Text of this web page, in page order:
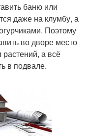
баню или
даже на клумбу, а
Поэтому
во дворе место
а всё
в подвале.